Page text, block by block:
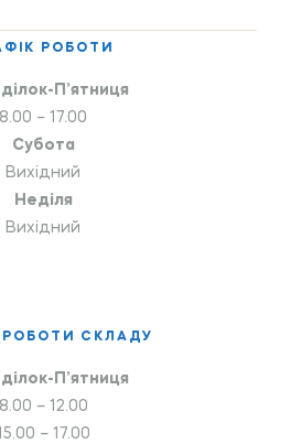
РОБОТИ
П’ятниця
8.00 – 17.00
Субота
Вихідний
Неділя
Вихідний
РОБОТИ СКЛАДУ
П’ятниця
8.00 – 12.00
– 17.00